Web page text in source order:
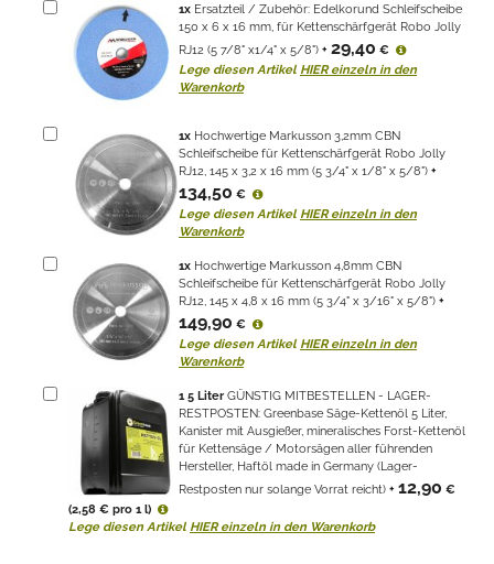
1x Ersatzteil / Zubehör: Edelkorund Schleifscheibe
150 x 6 x 16 mm, für Kettenschärfgerät Robo Jolly
RJ12 (5 7/8" x1/4" x 5/8") + 29,40 €
Lege diesen Artikel HIER einzeln in den
Warenkorb
1x Hochwertige Markusson 3,2mm CBN
Schleifscheibe für Kettenschärfgerät Robo Jolly
RJ12, 145 x 3,2 x 16 mm (5 3/4" x 1/8" x 5/8") +
134,50 €
Lege diesen Artikel HIER einzeln in den
Warenkorb
1x Hochwertige Markusson 4,8mm CBN
Schleifscheibe für Kettenschärfgerät Robo Jolly
RJ12, 145 x 4,8 x 16 mm (5 3/4" x 3/16" x 5/8") +
149,90 €
Lege diesen Artikel HIER einzeln in den
Warenkorb
15 LiterGÜNSTIG MITBESTELLEN - LAGER-
RESTPOSTEN: Greenbase Säge-Kettenöl 5 Liter,
Kanister mit Ausgießer, mineralisches Forst-Kettenöl
für Kettensäge / Motorsägen aller führenden
Hersteller, Haftöl made in Germany (Lager-
Restposten nur solange Vorrat reicht) + 12,90 €
(2,58 € pro 1 l)
Lege diesen Artikel HIER einzeln in den Warenkorb